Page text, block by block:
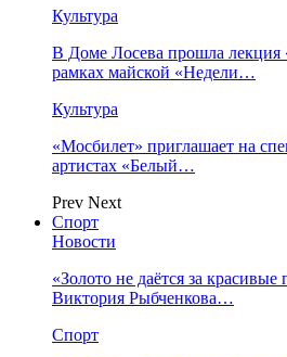
Культура
В Доме Лосева прошла лекция
рамках майской «Недели…
Культура
«Мосбилет» приглашает на
артистах «Белый…
Prev Next
Спорт
Новости
«Золото не даётся за
Виктория Рыбченкова…
Спорт